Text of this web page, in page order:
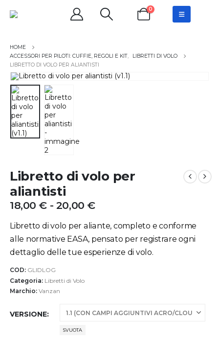
0
ACCESSORI PER PILOTI: CUFFIE, REGOLI E KIT,
LIBRETTI DI VOLO
LIBRETTO DI VOLO PER ALIANTISTI
Libretto di volo per
aliantisti
18,00€ - 20,00€Fascia
prezzo:
da
18,00 €
a
Libretto di volo per aliante, completo e conforme
alle normative EASA, pensato per registrare ogni
dettaglio delle tue esperienze di volo.
COD: GLIDLOG
Categoria: Libretti di Volo
Marchio: Vanzan
VERSIONE
SVUOTA